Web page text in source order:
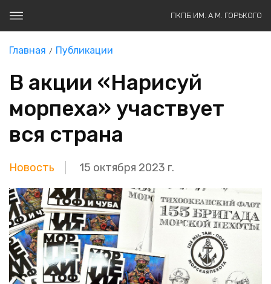
ПКПБ ИМ. А.М. ГОРЬКОГО
Главная Публикации
В акции «Нарисуй
морпеха» участвует
вся страна
Новость 15 октября 2023 г.